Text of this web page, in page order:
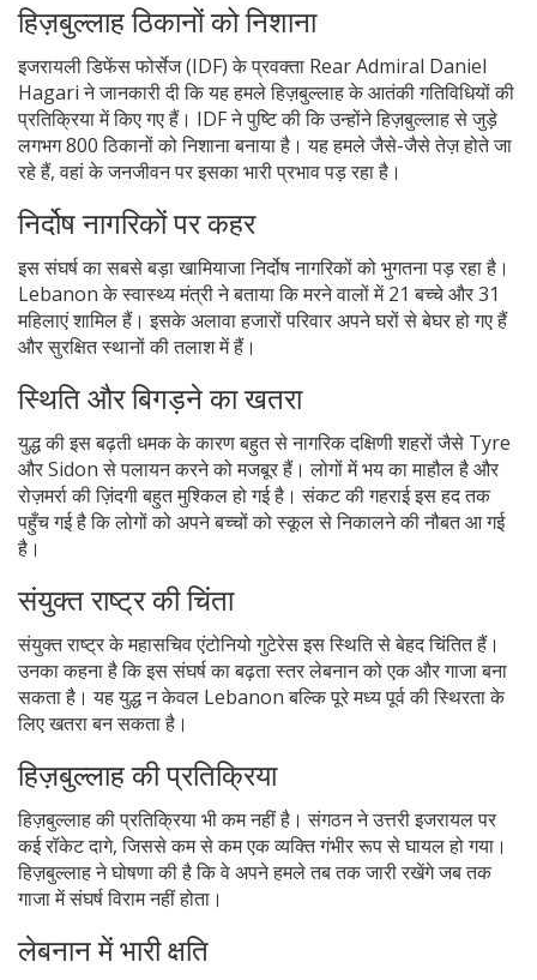
हिज़बुल्लाह ठिकानों को निशाना
इजरायली डिफेंस फोर्सेज (IDF) के प्रवक्ता Rear Admiral Daniel
Hagari ने जानकारी दी कि यह हमले हिज़बुल्लाह के आतंकी गतिविधियों की
प्रतिक्रिया में किए गए हैं। IDF ने पुष्टि की कि उन्होंने हिज़बुल्लाह से जुड़े
लगभग 800 ठिकानों को निशाना बनाया है। यह हमले जैसे-जैसे तेज़ होते जा
रहे हैं, वहां के जनजीवन पर इसका भारी प्रभाव पड़ रहा है।
निर्दोष नागरिकों पर कहर
इस संघर्ष का सबसे बड़ा खामियाजा निर्दोष नागरिकों को भुगतना पड़ रहा है।
Lebanon के स्वास्थ्य मंत्री ने बताया कि मरने वालों में 21 बच्चे और 31
महिलाएं शामिल हैं। इसके अलावा हजारों परिवार अपने घरों से बेघर हो गए हैं
और सुरक्षित स्थानों की तलाश में हैं।
स्थिति और बिगड़ने का खतरा
युद्ध की इस बढ़ती धमक के कारण बहुत से नागरिक दक्षिणी शहरों जैसे Tyre
और Sidon से पलायन करने को मजबूर हैं। लोगों में भय का माहौल है और
रोज़मर्रा की ज़िंदगी बहुत मुश्किल हो गई है। संकट की गहराई इस हद तक
पहुँच गई है कि लोगों को अपने बच्चों को स्कूल से निकालने की नौबत आ गई
है।
संयुक्त राष्ट्र की चिंता
संयुक्त राष्ट्र के महासचिव एंटोनियो गुटेरेस इस स्थिति से बेहद चिंतित हैं।
उनका कहना है कि इस संघर्ष का बढ़ता स्तर लेबनान को एक और गाजा बना
सकता है। यह युद्ध न केवल Lebanon बल्कि पूरे मध्य पूर्व की स्थिरता के
लिए खतरा बन सकता है।
हिज़बुल्लाह की प्रतिक्रिया
हिज़बुल्लाह की प्रतिक्रिया भी कम नहीं है। संगठन ने उत्तरी इजरायल पर
कई रॉकेट दागे, जिससे कम से कम एक व्यक्ति गंभीर रूप से घायल हो गया।
हिज़बुल्लाह ने घोषणा की है कि वे अपने हमले तब तक जारी रखेंगे जब तक
गाजा में संघर्ष विराम नहीं होता।
लेबनान में भारी क्षति